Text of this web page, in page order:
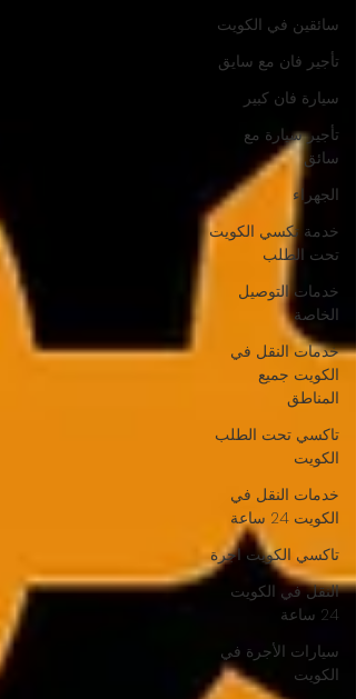
سائقين في الكويت
تأجير فان مع سايق
سيارة فان كبير
تأجير سيارة مع
سائق
الجهراء
خدمة تكسي الكويت
تحت الطلب
خدمات التوصيل
الخاصة
خدمات النقل في
الكويت جميع
المناطق
تاكسي تحت الطلب
الكويت
خدمات النقل في
الكويت 24 ساعة
تاكسي الكويت اجرة
النقل في الكويت
24 ساعة
سيارات الأجرة في
الكويت